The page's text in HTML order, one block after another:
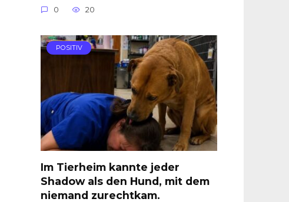
0 20
POSITIV
Im Tierheim kannte jeder
Shadow als den Hund, mit dem
niemand zurechtkam.